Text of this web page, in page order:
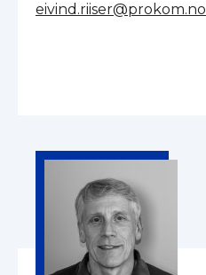
eivind.riiser@prokom.no